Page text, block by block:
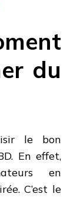
du
le bon
En effet,
en
C’est le